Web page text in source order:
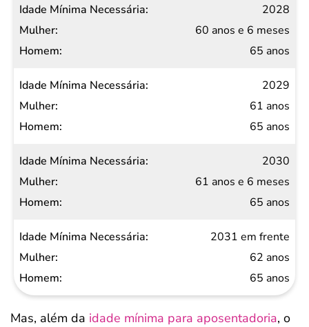
2028
60 anos e 6 meses
65 anos
2029
61 anos
65 anos
2030
61 anos e 6 meses
65 anos
2031 em frente
62 anos
65 anos
Mas, além da idade mínima para aposentadoria, o